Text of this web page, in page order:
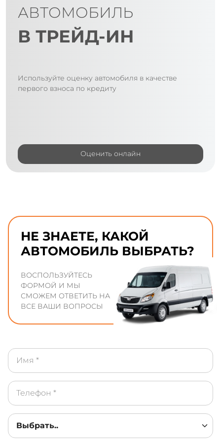
АВТОМОБИЛЬ
В ТРЕЙД-ИН
Используйте оценку автомобиля в качестве
первого взноса по кредиту
Оценить онлайн
НЕ ЗНАЕТЕ, КАКОЙ
АВТОМОБИЛЬ ВЫБРАТЬ?
ВОСПОЛЬЗУЙТЕСЬ
ФОРМОЙ И МЫ
СМОЖЕМ ОТВЕТИТЬ НА
ВСЕ ВАШИ ВОПРОСЫ